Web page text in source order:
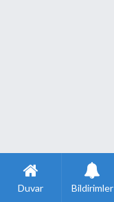
Duvar Bildirimler